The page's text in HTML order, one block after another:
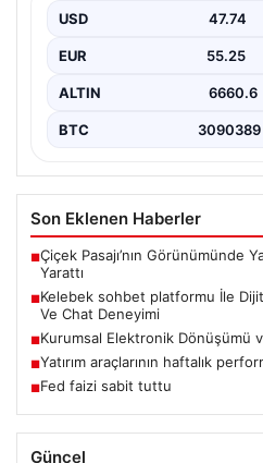
İnternet çağında bireylerin
birçok…
USD 47.74
EUR 55.25
ALTIN 6660.6
BTC 3090389
Son Eklenen Haberler
■Çiçek Pasajı’nın Görünümünde
Yarattı
■Kelebek sohbet platformu İle
Ve Chat Deneyimi
■Kurumsal Elektronik Dönüşümü
■Yatırım araçlarının haftalık
■Fed faizi sabit tuttu
Güncel